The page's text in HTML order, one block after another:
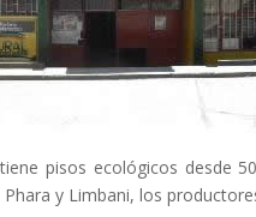
pisos ecológicos desde
y Limbani, los